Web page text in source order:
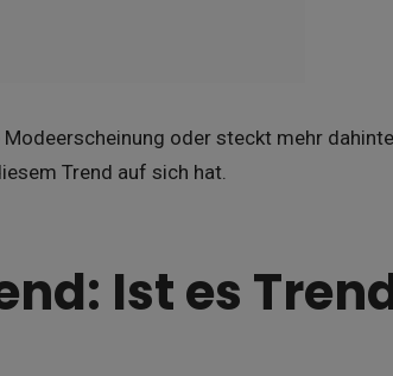
oder steckt mehr
Trend auf sich hat.
Ist es